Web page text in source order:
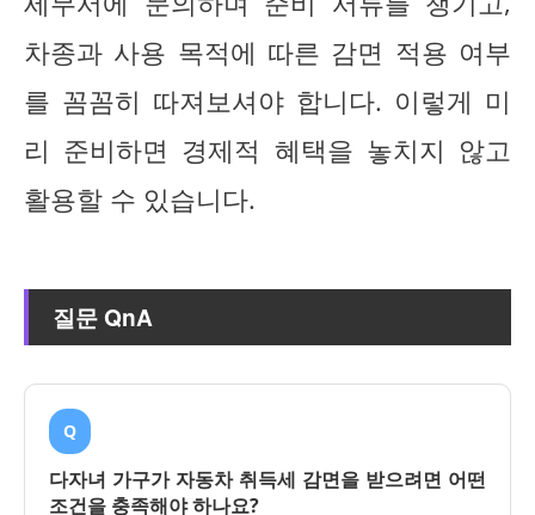
차종과 사용 목적에 따른 감면 적용 여부
를 꼼꼼히 따져보셔야 합니다. 이렇게 미
리 준비하면 경제적 혜택을 놓치지 않고
활용할 수 있습니다.
질문 QnA
Q
다자녀 가구가 자동차 취득세 감면을 받으려면 어떤
조건을 충족해야 하나요?